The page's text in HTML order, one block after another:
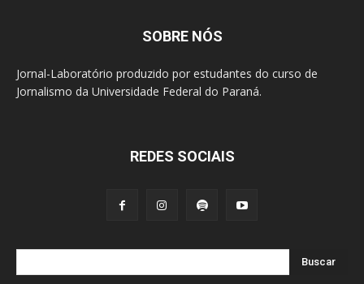
SOBRE NÓS
Jornal-Laboratório produzido por estudantes do curso de
Jornalismo da Universidade Federal do Paraná.
REDES SOCIAIS
Buscar